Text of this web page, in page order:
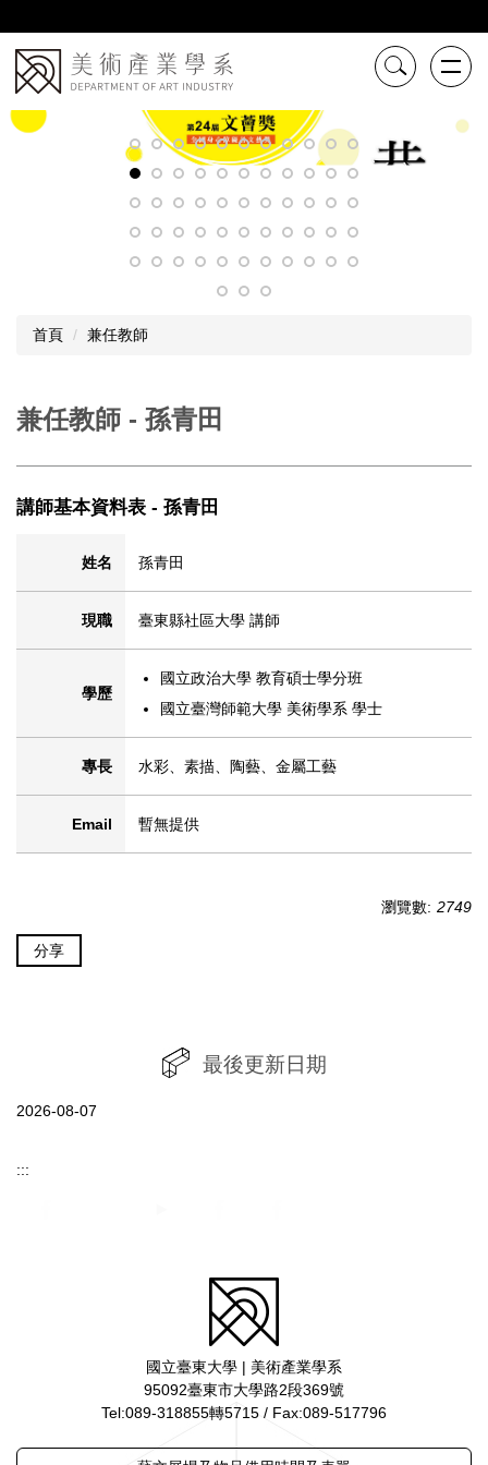
到
主
要
內
容
首頁 兼任教師
兼任教師 - 孫青田
講師基本資料表 - 孫青田
姓名 孫青田
現職 臺東縣社區大學 講師
學歷
國立政治大學 教育碩士學分班
國立臺灣師範大學 美術學系 學士
專長 水彩、素描、陶藝、金屬工藝
Email 暫無提供
瀏覽數: 2749
分享
最後更新日期
2026-08-07
:::
國立臺東大學 | 美術產業學系
95092臺東市大學路2段369號
Tel:089-318855轉5715 / Fax:089-517796